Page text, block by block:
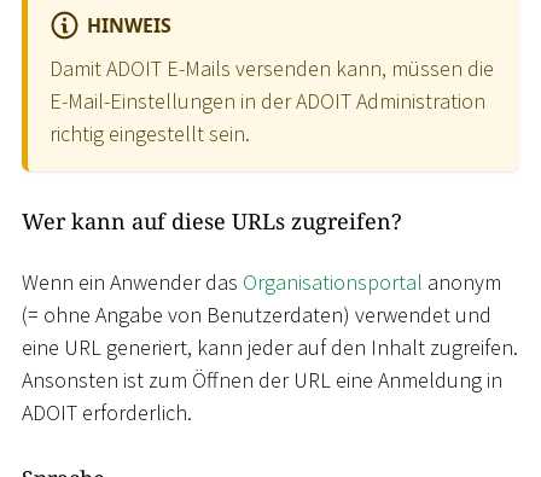
HINWEIS
Damit ADOIT E-Mails versenden kann, müssen die
E-Mail-Einstellungen in der ADOIT Administration
richtig eingestellt sein.
Wer kann auf diese URLs zugreifen?
Wenn ein Anwender das Organisationsportal anonym
(= ohne Angabe von Benutzerdaten) verwendet und
eine URL generiert, kann jeder auf den Inhalt zugreifen.
Ansonsten ist zum Öffnen der URL eine Anmeldung in
ADOIT erforderlich.